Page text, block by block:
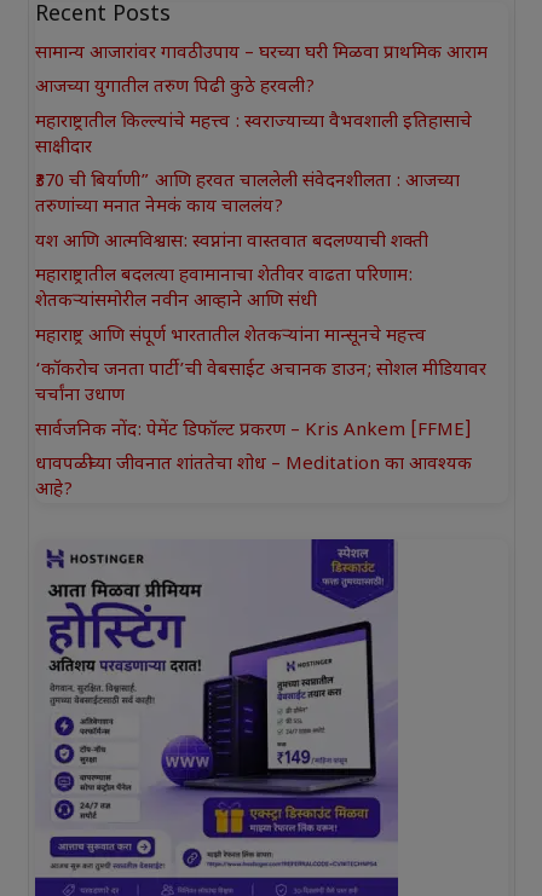
Recent Posts
सामान्य आजारांवर गावठी उपाय – घरच्या घरी मिळवा प्राथमिक आराम
आजच्या युगातील तरुण पिढी कुठे हरवली?
महाराष्ट्रातील किल्ल्यांचे महत्त्व : स्वराज्याच्या वैभवशाली इतिहासाचे
साक्षीदार
₹370 ची बिर्याणी” आणि हरवत चाललेली संवेदनशीलता : आजच्या
तरुणांच्या मनात नेमकं काय चाललंय?
यश आणि आत्मविश्वास: स्वप्नांना वास्तवात बदलण्याची शक्ती
महाराष्ट्रातील बदलत्या हवामानाचा शेतीवर वाढता परिणाम:
शेतकऱ्यांसमोरील नवीन आव्हाने आणि संधी
महाराष्ट्र आणि संपूर्ण भारतातील शेतकऱ्यांना मान्सूनचे महत्त्व
‘कॉकरोच जनता पार्टी’ची वेबसाईट अचानक डाउन; सोशल मीडियावर
चर्चांना उधाण
सार्वजनिक नोंद: पेमेंट डिफॉल्ट प्रकरण – Kris Ankem [FFME]
धावपळीच्या जीवनात शांततेचा शोध – Meditation का आवश्यक
आहे?